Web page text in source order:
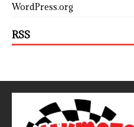
WordPress.org
RSS